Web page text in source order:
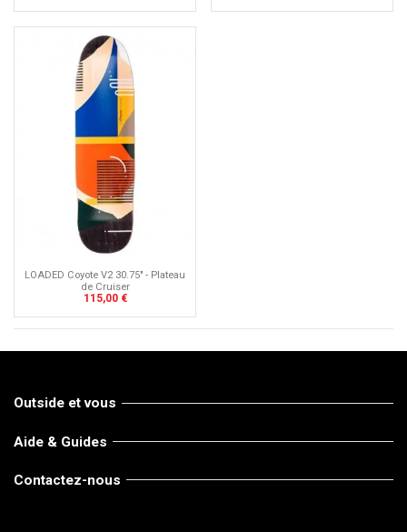
LOADED Coyote V2 30.75" - Plateau
de Cruiser
115,00 €
Outside et vous
Aide & Guides
Contactez-nous